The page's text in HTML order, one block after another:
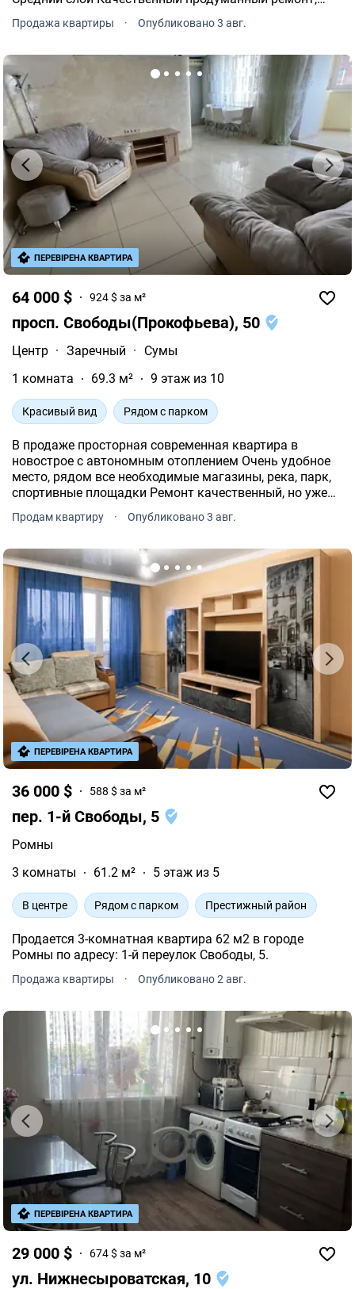
Мебель оставляем Очень хорошее расположение
Продажа квартиры · Опубликовано 3 авг.
64 000 $ 924 $ за м²
просп. Свободы(Прокофьева), 50
Центр · Заречный ·
Сумы
1 комната
69.3 м² 9 этаж из 10
Красивый вид Рядом с парком
В продаже просторная современная квартира в
новострое с автономным отоплением Очень удобное
место, рядом все необходимые магазины, река, парк,
спортивные площадки Ремонт качественный, но уже
Планируем оставлять всю мебель и технику Просмотр
Продам квартиру · Опубликовано 3 авг.
ПЕРЕВІРЕНА КВАРТИРА
36 000 $ 588 $ за м²
пер. 1-й Свободы, 5
Ромны
3 комнаты
61.2 м² 5 этаж из 5
В центре Рядом с парком Престижный район
Продается 3-комнатная квартира 62 м2 в городе
Ромны по адресу: 1-й переулок Свободы, 5.
Продажа квартиры · Опубликовано 2 авг.
ПЕРЕВІРЕНА КВАРТИРА
29 000 $ 674 $ за м²
ул. Нижнесыроватская, 10
ПЕРЕВІРЕНА КВАРТИРА